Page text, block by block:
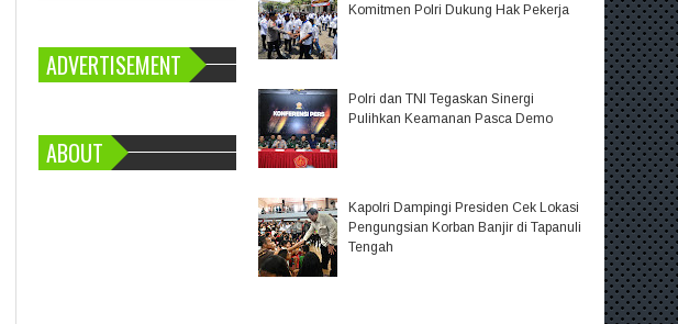
ADVERTISEMENT
ABOUT
Komitmen Polri Dukung Hak Pekerja
Polri dan TNI Tegaskan Sinergi
Pulihkan Keamanan Pasca Demo
Kapolri Dampingi Presiden Cek Lokasi
Pengungsian Korban Banjir di Tapanuli
Tengah